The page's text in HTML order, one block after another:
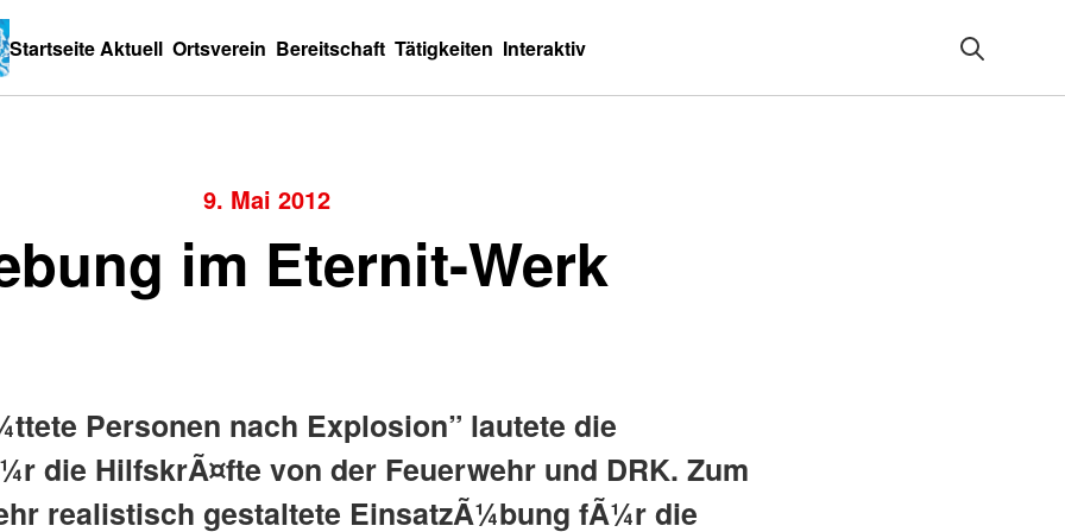
StartseiteAktuell Ortsverein Bereitschaft Tätigkeiten Interaktiv
9. Mai 2012
im Eternit-Werk
Personen nach Explosion” lautete die
die HilfskrÃ¤fte von der Feuerwehr und DRK. Zum
realistisch gestaltete EinsatzÃ¼bung fÃ¼r die